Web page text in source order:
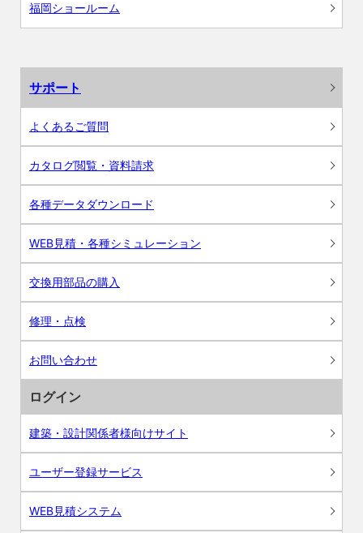
福岡ショールーム
サポート
よくあるご質問
カタログ閲覧・資料請求
各種データダウンロード
WEB見積・各種シミュレーション
交換用部品の購入
修理・点検
お問い合わせ
ログイン
建築・設計関係者様向けサイト
ユーザー登録サービス
WEB見積システム